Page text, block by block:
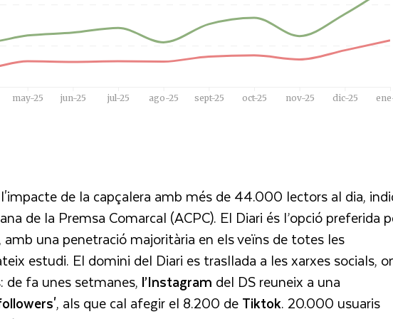
de la capçalera amb més de 44.000 lectors al dia,
de la Premsa Comarcal (ACPC). El Diari és l’opció preferida
, amb una penetració majoritària en els veïns de totes les
estudi. El domini del Diari es trasllada a les xarxes socials,
fa unes setmanes, l’Instagram del DS reuneix a una
, als que cal afegir el 8.200 deTiktok. 20.000 usuaris